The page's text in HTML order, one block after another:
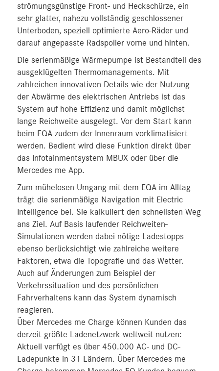
strömungsgünstige Front- und Heckschürze, ein
sehr glatter, nahezu vollständig geschlossener
Unterboden, speziell optimierte Aero-Räder und
darauf angepasste Radspoiler vorne und hinten.
Die serienmäßige Wärmepumpe ist Bestandteil des
ausgeklügelten Thermomanagements. Mit
zahlreichen innovativen Details wie der Nutzung
der Abwärme des elektrischen Antriebs ist das
System auf hohe Effizienz und damit möglichst
lange Reichweite ausgelegt. Vor dem Start kann
beim EQA zudem der Innenraum vorklimatisiert
werden. Bedient wird diese Funktion direkt über
das Infotainmentsystem MBUX oder über die
Mercedes me App.
Zum mühelosen Umgang mit dem EQA im Alltag
trägt die serienmäßige Navigation mit Electric
Intelligence bei. Sie kalkuliert den schnellsten Weg
ans Ziel. Auf Basis laufender Reichweiten-
Simulationen werden dabei nötige Ladestopps
ebenso berücksichtigt wie zahlreiche weitere
Faktoren, etwa die Topografie und das Wetter.
Auch auf Änderungen zum Beispiel der
Verkehrssituation und des persönlichen
Fahrverhaltens kann das System dynamisch
reagieren.
Über Mercedes me Charge können Kunden das
derzeit größte Ladenetzwerk weltweit nutzen:
Aktuell verfügt es über 450.000 AC- und DC-
Ladepunkte in 31 Ländern. Über Mercedes me